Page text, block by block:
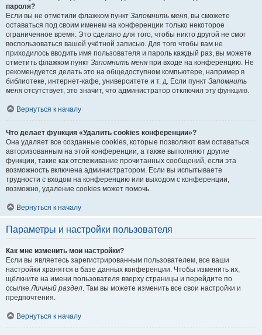
пароля?
Если вы не отметили флажком пункт Запомнить меня, вы сможете
оставаться под своим именем на конференции только некоторое
ограниченное время. Это сделано для того, чтобы никто другой не смог
воспользоваться вашей учётной записью. Для того чтобы вам не
приходилось вводить имя пользователя и пароль каждый раз, вы можете
отметить флажком пункт Запомнить меня при входе на конференцию. Не
рекомендуется делать это на общедоступном компьютере, например в
библиотеке, интернет-кафе, университете и т. д. Если пункт Запомнить
меня отсутствует, это значит, что администратор отключил эту функцию.
Вернуться к началу
Что делает функция «Удалить cookies конференции»?
Она удаляет все созданные cookies, которые позволяют вам оставаться
авторизованным на этой конференции, а также выполняют другие
функции, такие как отслеживание прочитанных сообщений, если эта
возможность включена администратором. Если вы испытываете
трудности с входом на конференцию или выходом с конференции,
возможно, удаление cookies может помочь.
Вернуться к началу
Параметры и настройки пользователя
Как мне изменить мои настройки?
Если вы являетесь зарегистрированным пользователем, все ваши
настройки хранятся в базе данных конференции. Чтобы изменить их,
щёлкните на имени пользователя вверху страницы и перейдите по
ссылкеЛичный раздел. Там вы можете изменить все свои настройки и
предпочтения.
Вернуться к началу